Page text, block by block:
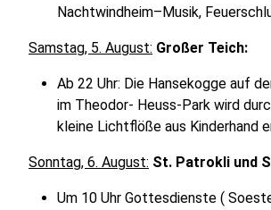
Nachtwindheim–Musik,
Samstag, 5. August: Großer Teich:
Ab 22 Uhr: Die Hansekogge auf
im Theodor- Heuss-Park wird
kleine Lichtflöße aus Kinderhand
Sonntag, 6. August: St. Patrokli und
Um 10 Uhr Gottesdienste (